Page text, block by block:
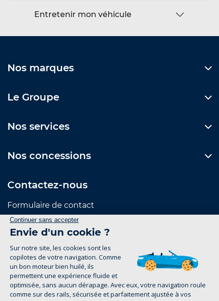
Entretenir mon véhicule
Nos marques
Le Groupe
Nos services
Nos concessions
Contactez-nous
Formulaire de contact
Suivez-nous
Mentions Légales
Politique de confidentialité
groupe-legrand.fr 2026
1